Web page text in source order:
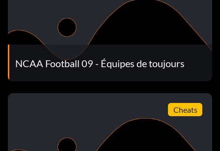
NCAA Football 09 - Équipes de toujours
Cheats